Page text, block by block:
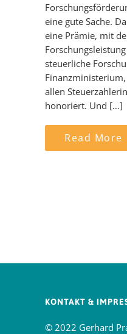
eine gute Sache.
eine Prämie, mit
steuerliche
allen
honoriert. Und […]
Read More
KONTAKT &
© 2022 Gerhard